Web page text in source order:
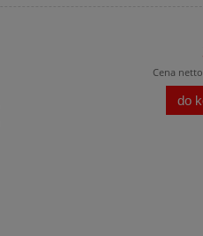
Cena
do